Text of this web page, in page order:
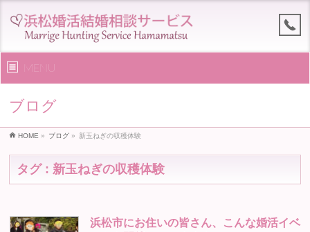
MENU
ブログ
HOME » ブログ » 新玉ねぎの収穫体験
タグ : 新玉ねぎの収穫体験
浜松市にお住いの皆さん、こんな婚活イベ